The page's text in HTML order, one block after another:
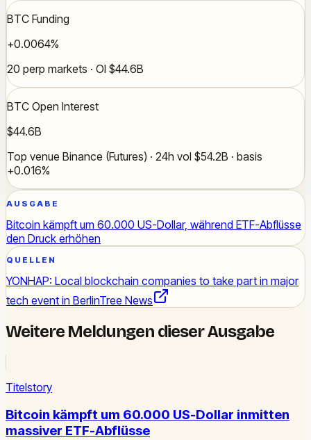
BTC Funding
+0.0064%
20 perp markets · OI $44.6B
BTC Open Interest
$44.6B
Top venue Binance (Futures) · 24h vol $54.2B · basis
+0.016%
AUSGABE
Bitcoin kämpft um 60.000 US-Dollar, während ETF-Abflüsse
den Druck erhöhen
QUELLEN
YONHAP: Local blockchain companies to take part in major
tech event in BerlinTree News
Weitere Meldungen dieser Ausgabe
Titelstory
Bitcoin kämpft um 60.000 US-Dollar inmitten
massiver ETF-Abflüsse